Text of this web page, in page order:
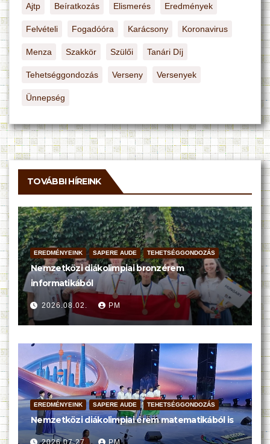
Ajtp Beíratkozás Elismerés Eredmények
Felvételi Fogadóóra Karácsony Koronavirus
Menza Szakkör Szülői Tanári Díj
Tehetséggondozás Verseny Versenyek
Ünnepség
TOVÁBBI HÍREINK
EREDMÉNYEINK SAPERE AUDE TEHETSÉGGONDOZÁS
Nemzetközi diákolimpiai bronzérem
informatikából
2026.08.02. PM
EREDMÉNYEINK SAPERE AUDE TEHETSÉGGONDOZÁS
Nemzetközi diákolimpiai érem matematikából is
2026.07.27. PM